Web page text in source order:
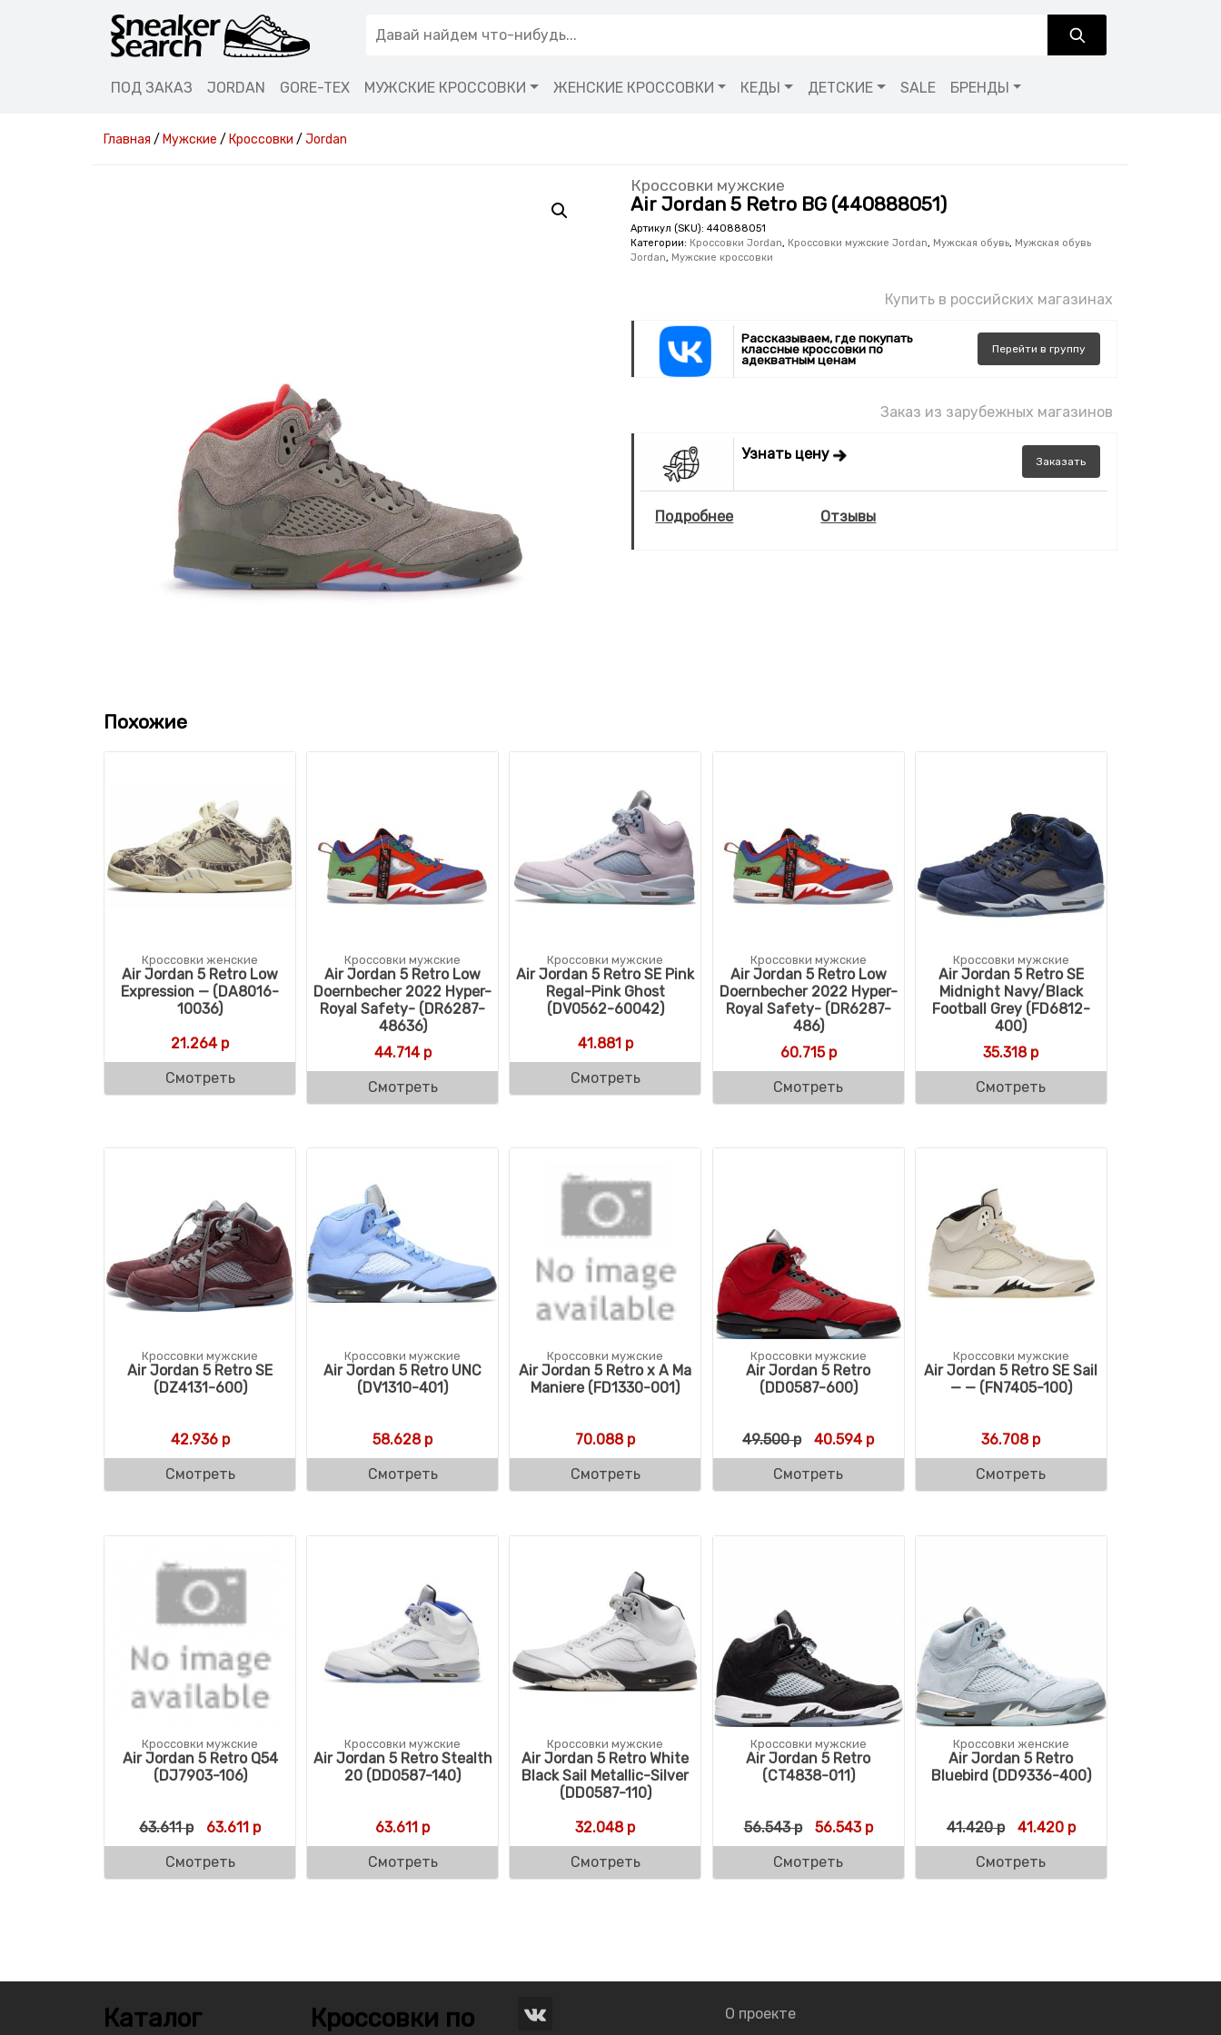
ПОД ЗАКАЗ JORDAN GORE-TEX МУЖСКИЕ КРОССОВКИ ЖЕНСКИЕ КРОССОВКИ КЕДЫ ДЕТСКИЕ SALE БРЕНДЫ
Главная / Мужские / Кроссовки / Jordan
Кроссовки мужские
Air Jordan 5 Retro BG (440888051)
Артикул (SKU):440888051
Категории: Кроссовки Jordan, Кроссовки мужские Jordan, Мужская обувь, Мужская обувь
Jordan, Мужские кроссовки
Купить в российских магазинах
Рассказываем, где покупать
классные кроссовки по
адекватным ценам
Перейти в группу
Заказ из зарубежных магазинов
Узнать цену Заказать
Подробнее Отзывы
Похожие
Кроссовки женские
Air Jordan 5 Retro Low
Expression — (DA8016-
10036)
21.264р
Смотреть
Кроссовки мужские
Air Jordan 5 Retro Low
Doernbecher 2022 Hyper-
Royal Safety- (DR6287-
48636)
44.714р
Смотреть
Кроссовки мужские
Air Jordan 5 Retro SE Pink
Regal-Pink Ghost
(DV0562-60042)
41.881р
Смотреть
Кроссовки мужские
Air Jordan 5 Retro Low
Doernbecher 2022 Hyper-
Royal Safety- (DR6287-
486)
60.715р
Смотреть
Кроссовки мужские
Air Jordan 5 Retro SE
Midnight Navy/Black
Football Grey (FD6812-
400)
35.318р
Смотреть
Кроссовки мужские
Air Jordan 5 Retro SE
(DZ4131-600)
42.936р
Смотреть
Кроссовки мужские
Air Jordan 5 Retro UNC
(DV1310-401)
58.628р
Смотреть
Кроссовки мужские
Air Jordan 5 Retro x A Ma
Maniere (FD1330-001)
70.088р
Смотреть
Кроссовки мужские
Air Jordan 5 Retro
(DD0587-600)
49.500р Первоначальная цена составляла 49.500 р.
40.594рТекущая цена: 40.594 р.
Смотреть
Кроссовки мужские
Air Jordan 5 Retro SE Sail
— — (FN7405-100)
36.708р
Смотреть
Кроссовки мужские
Air Jordan 5 Retro Q54
(DJ7903-106)
63.611р Первоначальная цена составляла 63.611 р.
63.611 рТекущая цена: 63.611 р.
Смотреть
Кроссовки мужские
Air Jordan 5 Retro Stealth
20 (DD0587-140)
63.611 р
Смотреть
Кроссовки мужские
Air Jordan 5 Retro White
Black Sail Metallic-Silver
(DD0587-110)
32.048р
Смотреть
Кроссовки мужские
Air Jordan 5 Retro
(CT4838-011)
56.543р Первоначальная цена составляла 56.543 р.
56.543рТекущая цена: 56.543 р.
Смотреть
Кроссовки женские
Air Jordan 5 Retro
Bluebird (DD9336-400)
41.420р Первоначальная цена
41.420рТекущая цена:
Смотреть
Каталог
Кроссовки по
О проекте